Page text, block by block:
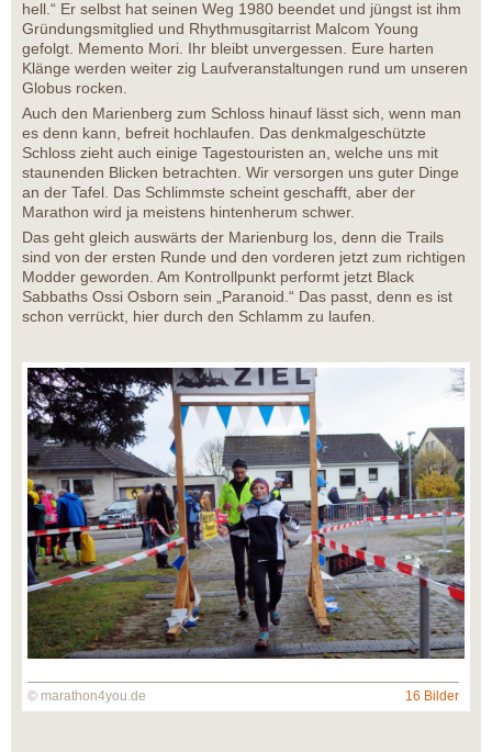
hell.“ Er selbst hat seinen Weg 1980 beendet und jüngst ist ihm
Gründungsmitglied und Rhythmusgitarrist Malcom Young
gefolgt. Memento Mori. Ihr bleibt unvergessen. Eure harten
Klänge werden weiter zig Laufveranstaltungen rund um unseren
Globus rocken.
Auch den Marienberg zum Schloss hinauf lässt sich, wenn man
es denn kann, befreit hochlaufen. Das denkmalgeschützte
Schloss zieht auch einige Tagestouristen an, welche uns mit
staunenden Blicken betrachten. Wir versorgen uns guter Dinge
an der Tafel. Das Schlimmste scheint geschafft, aber der
Marathon wird ja meistens hintenherum schwer.
Das geht gleich auswärts der Marienburg los, denn die Trails
sind von der ersten Runde und den vorderen jetzt zum richtigen
Modder geworden. Am Kontrollpunkt performt jetzt Black
Sabbaths Ossi Osborn sein „Paranoid.“ Das passt, denn es ist
schon verrückt, hier durch den Schlamm zu laufen.
© marathon4you.de 16 Bilder